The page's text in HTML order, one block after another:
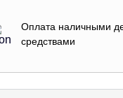
Оплата наличными
средствами